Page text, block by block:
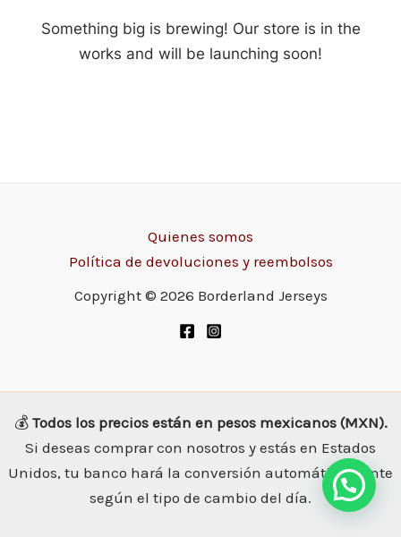
Something big is brewing! Our store is in the
works and will be launching soon!
Quienes somos
Política de devoluciones y reembolsos
Copyright © 2026 Borderland Jerseys
💰 Todos los precios están en pesos mexicanos (MXN).
Si deseas comprar con nosotros y estás en Estados
Unidos, tu banco hará la conversión automáticamente
según el tipo de cambio del día.